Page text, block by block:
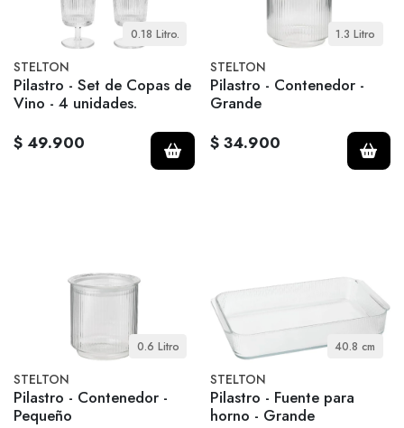
0.18 Litro.
STELTON
Pilastro - Set de Copas de
Vino - 4 unidades.
$ 49.900
1.3 Litro
STELTON
Pilastro - Contenedor -
Grande
$ 34.900
0.6 Litro
STELTON
Pilastro - Contenedor -
Pequeño
40.8 cm
STELTON
Pilastro - Fuente para
horno - Grande